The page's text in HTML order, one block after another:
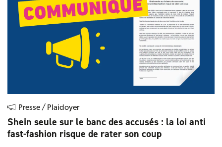
Presse / Plaidoyer
Shein seule sur le banc des accusés : la loi anti
fast-fashion risque de rater son coup